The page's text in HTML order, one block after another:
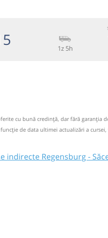
1z 5h
miercuri și sâmbătă
sant
cu bună credinţă, dar fără garanţia
de data ultimei actualizări a
indirecte Regensburg -